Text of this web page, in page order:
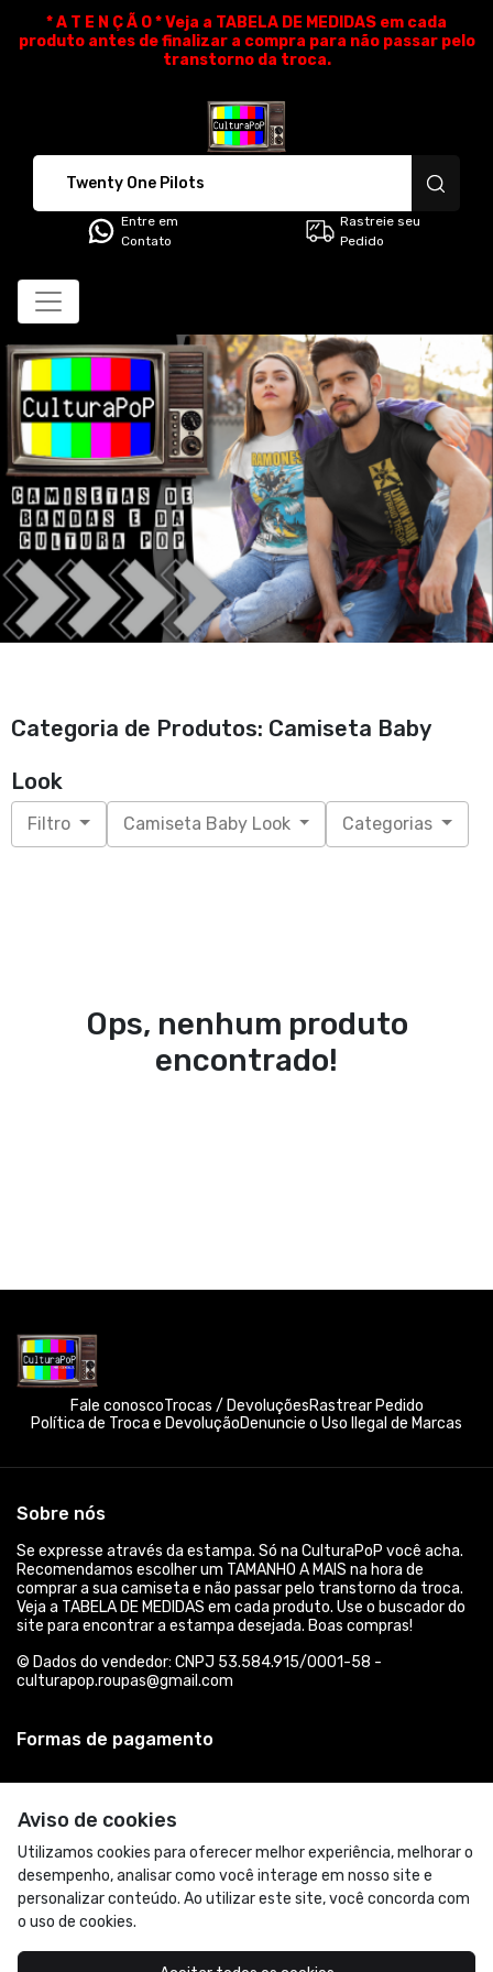
* A T E N Ç Ã O * Veja a TABELA DE MEDIDAS em cada
produto antes de finalizar a compra para não passar pelo
transtorno da troca.
Entre em
Contato
Rastreie seu
Pedido
Categoria de Produtos: Camiseta Baby
Look
Filtro Camiseta Baby Look Categorias
Ops, nenhum produto
encontrado!
Aviso de cookies
Utilizamos cookies para oferecer melhor experiência, melhorar o
desempenho, analisar como você interage em nosso site e
personalizar conteúdo. Ao utilizar este site, você concorda com
o uso de cookies.
Fale conoscoTrocas / DevoluçõesRastrear Pedido
Política de Troca e DevoluçãoDenuncie o Uso Ilegal de Marcas
Sobre nós
Se expresse através da estampa. Só na CulturaPoP você acha.
Recomendamos escolher um TAMANHO A MAIS na hora de
comprar a sua camiseta e não passar pelo transtorno da troca.
Veja a TABELA DE MEDIDAS em cada produto. Use o buscador do
site para encontrar a estampa desejada. Boas compras!
© Dados do vendedor: CNPJ 53.584.915/0001-58 -
culturapop.roupas@gmail.com
Formas de pagamento